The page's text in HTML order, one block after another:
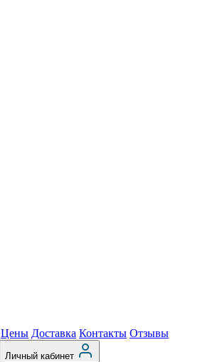
Цены Доставка Контакты Отзывы
Личный кабинет